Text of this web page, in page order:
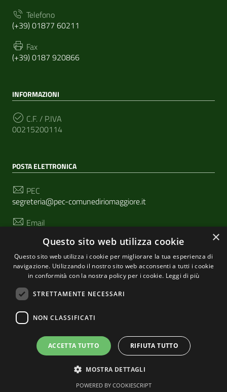
Telefono
(+39) 01877 60211
Fax
(+39) 0187 920866
INFORMAZIONI
C.F. / P.IVA
00215200114
POSTA ELETTRONICA
PEC
segreteria@pec-comunediriomaggiore.it
Email
SEGUICI SU
Sezione Link Utili
Privacy | Cookie policy | Realizzato con
Tema grafico ItaliaWP2 | Basato sul Prototipo per siti
PA di AgID
×
Questo sito web utilizza cookie
Questo sito web utilizza i cookie per migliorare la tua esperienza di
navigazione. Utilizzando il nostro sito web acconsenti a tutti i cookie
in conformità con la nostra policy per i cookie. Leggi di più
STRETTAMENTE NECESSARI
NON CLASSIFICATI
ACCETTA TUTTO RIFIUTA TUTTO
MOSTRA DETTAGLI
POWERED BY COOKIESCRIPT